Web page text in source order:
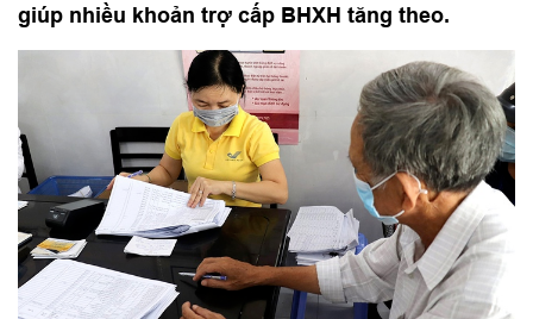
giúp nhiều khoản trợ cấp BHXH tăng theo.